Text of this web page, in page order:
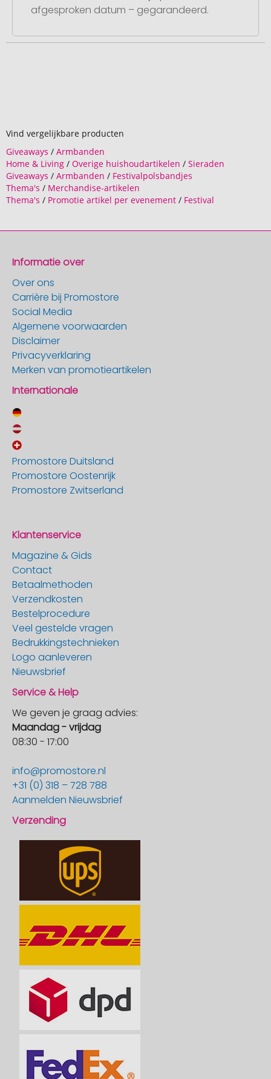
afgesproken datum – gegarandeerd.
Vind vergelijkbare producten
Giveaways / Armbanden
Home & Living / Overige huishoudartikelen / Sieraden
Giveaways / Armbanden / Festivalpolsbandjes
Thema's / Merchandise-artikelen
Thema's / Promotie artikel per evenement / Festival
Informatie over
Over ons
Carrière bij Promostore
Social Media
Algemene voorwaarden
Disclaimer
Privacyverklaring
Merken van promotieartikelen
Internationale
Promostore Duitsland
Promostore Oostenrijk
Promostore Zwitserland
Klantenservice
Magazine & Gids
Contact
Betaalmethoden
Verzendkosten
Bestelprocedure
Veel gestelde vragen
Bedrukkingstechnieken
Logo aanleveren
Nieuwsbrief
Service & Help
We geven je graag advies:
Maandag - vrijdag
08:30 - 17:00
info@promostore.nl
+31 (0) 318 – 728 788
Aanmelden Nieuwsbrief
Verzending